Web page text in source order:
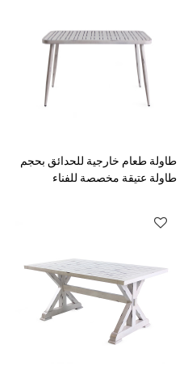
طاولة طعام خارجية للحدائق بحجم
طاولة عتيقة مخصصة للفناء